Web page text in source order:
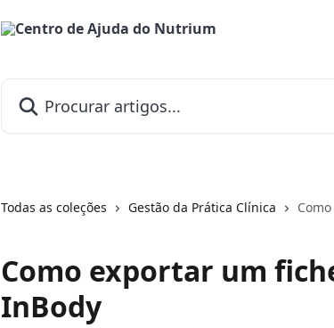
Todas as coleções Gestão da Prática Clínica
Como exportar um
InBody